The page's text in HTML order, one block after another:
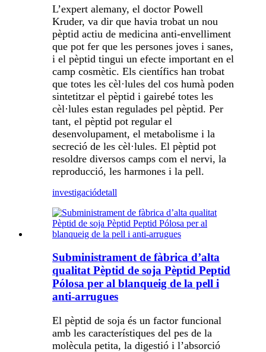
L’expert alemany, el doctor Powell
Kruder, va dir que havia trobat un nou
pèptid actiu de medicina anti-envelliment
que pot fer que les persones joves i sanes,
i el pèptid tingui un efecte important en el
camp cosmètic. Els científics han trobat
que totes les cèl·lules del cos humà poden
sintetitzar el pèptid i gairebé totes les
cèl·lules estan regulades pel pèptid. Per
tant, el pèptid pot regular el
desenvolupament, el metabolisme i la
secreció de les cèl·lules. El pèptid pot
resoldre diversos camps com el nervi, la
reproducció, les harmones i la pell.
investigaciódetall
Subministrament de fàbrica d’alta
qualitat Pèptid de soja Pèptid Peptid
Pólosa per al blanqueig de la pell i
anti-arrugues
El pèptid de soja és un factor funcional
amb les característiques del pes de la
molècula petita, la digestió i l’absorció